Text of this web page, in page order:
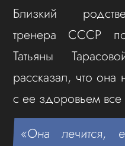
Близкий
тренера СССР
Татьяны
рассказал, что она
с ее здоровьем
«Она лечится,